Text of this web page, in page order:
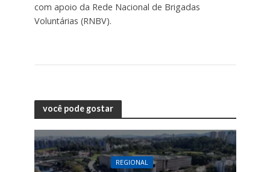
com apoio da Rede Nacional de Brigadas
Voluntárias (RNBV).
você pode gostar
REGIONAL